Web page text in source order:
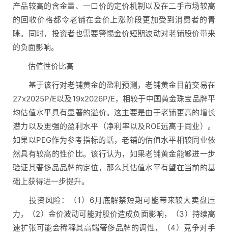
产品较高的含金量、一口价的定价机制以及在二手市场较高
的回收价格都令老铺在金价上涨阶段更加受到消费者的青
睐。同时，投资者也需要警惕金价短期波动对老铺股价带来
的负面影响。
估值性价比高
基于该行对老铺黄金的盈利预测，老铺黄金目前交易在
27x2025P/E以及19x2026P/E，相较于中国黄金珠宝品牌平
均估值水平具有显著的溢价。这主要是由于老铺更高的增长
潜力以及更强的盈利水平（净利率以及ROE远高于同业）。
如果以PEG作为参考指标的话，老铺的估值水平相较同业依
然具有较高的性价比。该行认为，如果老铺黄金能够进一步
验证其奢侈品品牌的定位，那么其估值水平有望在当前的基
础上获得进一步提升。
投资风险：（1）6月底解禁短期可能带来较大卖盘压
力，（2）金价波动可能对股价造成负面影响，（3）持续高
速扩张可能会稀释其高端奢侈品牌的调性，（4）竞争对手